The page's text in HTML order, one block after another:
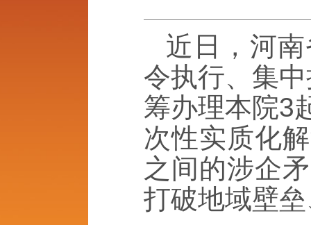
近日，河
令执行、集
筹办理本院3
次性实质化
之间的涉企
打破地域壁